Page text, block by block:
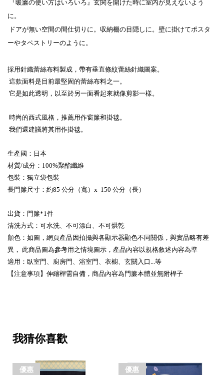
『暖簾の使い方はいろいろ』玄関を開けた時に室内が見えないよう
に。
ドアが無い空間の間仕切りに。収納棚の目隠しに。壁に掛けてポスタ
ーやタペストリーのように。
採用針織蕾絲布料製成，帶有垂直條紋蕾絲針織圖案。
這款面料是目前最堅固的蕾絲布料之一。
它是如此透明，以至於另一面看起來就像剪影一樣。
時尚的西式風格，推薦用作窗簾和掛毯。
我們還建議將其用作掛毯。
生產國：日本
材質/成分：100%聚酯纖維
包裝：獨立袋包裝
長門簾尺寸：約85 公分（寬）x 150 公分（長）
出貨：門簾*1件
清洗方式：可水洗、不可漂白、不可烘乾
顏色：如圖，網頁產品因拍攝與各顯示器顯色不同關係，與實品略有差
異， 此商品圖為參考用之情境圖示，產品內容以規格敘述內容為準
適用：臥室門、廚房門、浴室門、衣櫥、玄關入口...等
【注意事項】伸縮桿需自備，商品內容為門簾本體並無附桿子
我猜你喜歡
優惠 優惠